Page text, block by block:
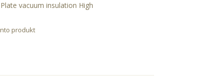
vacuum insulation High
produkt